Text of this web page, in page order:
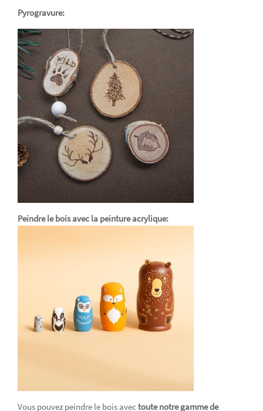
Pyrogravure:
Peindre le bois avec la peinture acrylique:
Vous pouvez peindre le bois avec toute notre gamme de